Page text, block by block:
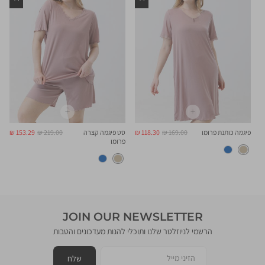
פיגמה כותנת פרומו
מחיר
118.30 ₪
מחיר
169.00 ₪
סט פיגמה קצרה
פרומו
מחיר
153.29 ₪
מחיר
219.00 ₪
JOIN OUR NEWSLETTER
הרשמי לניוזלטר שלנו ותוכלי להנות מעדכונים והטבות
הזיני מייל שלח